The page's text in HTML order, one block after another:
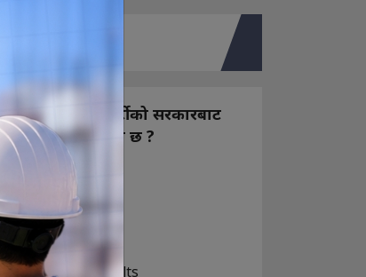
मत
राष्ट्रिय स्वतन्त्र पार्टीको सरकारबाट
अपेक्षा राख्नुभएको छ ?
खासै आशा छैन
सुकै होस्
View Results